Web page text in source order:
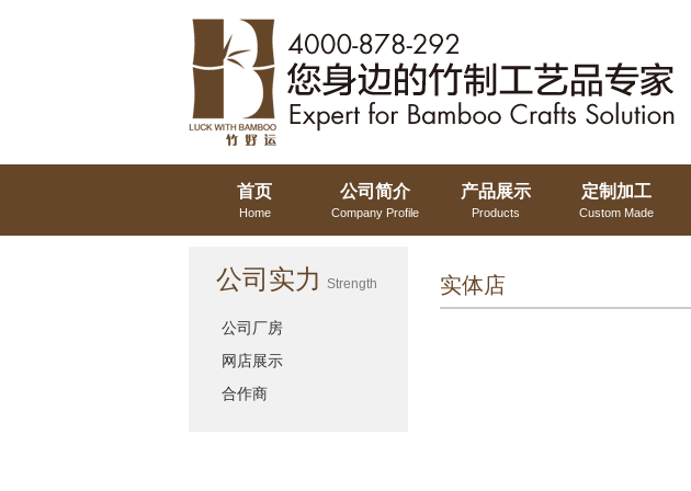
首页
Home
公司简介
Company Profile
产品展示
Products
定制加工
Custom Made
公司实力 Strength
公司厂房
网店展示
合作商
实体店